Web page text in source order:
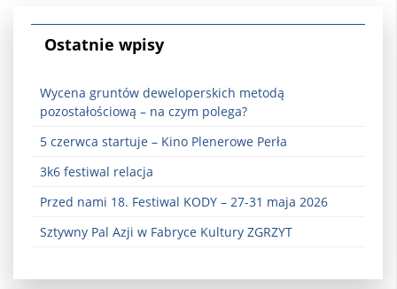
Ostatnie wpisy
Wycena gruntów deweloperskich metodą
pozostałościową – na czym polega?
5 czerwca startuje – Kino Plenerowe Perła
3k6 festiwal relacja
Przed nami 18. Festiwal KODY – 27-31 maja 2026
Sztywny Pal Azji w Fabryce Kultury ZGRZYT